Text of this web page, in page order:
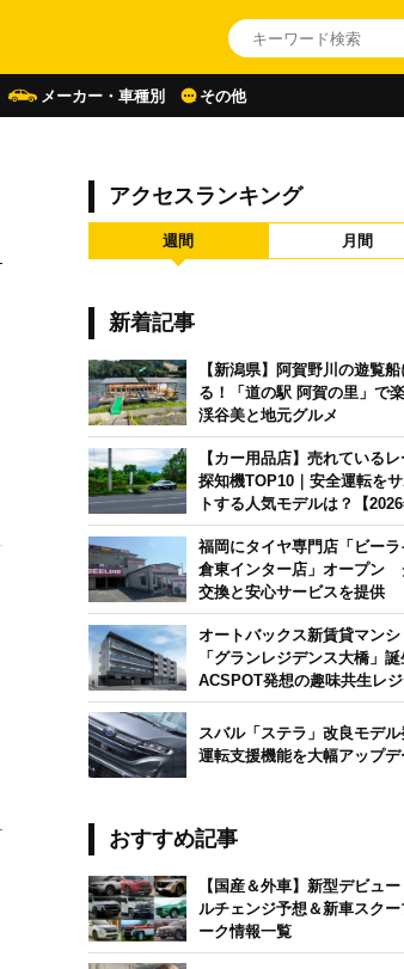
メーカー・車種別 その他
アクセスランキング
週間 月間
新着記事
【新潟県】阿賀野川の遊覧
る！「道の駅 阿賀の里」で
渓谷美と地元グルメ
【カー用品店】売れている
探知機TOP10｜安全運転を
トする人気モデルは？【
版】
福岡にタイヤ専門店「ビーラ
倉東インター店」オープン
交換と安心サービスを提供
オートバックス新賃貸マンシ
「グランレジデンス大橋」
ACSPOT発想の趣味共生レ
ス
スバル「ステラ」改良モデ
運転支援機能を大幅アップデ
おすすめ記事
【国産＆外車】新型デビュ
ルチェンジ予想＆新車スクー
ーク情報一覧